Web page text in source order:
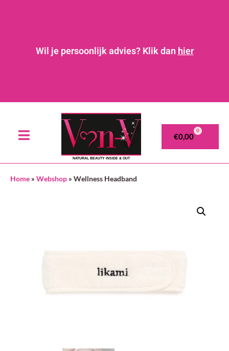
Wil je persoonlijk advies? Klik dan hier
NATURAL BEAUTY INSIDE & OUT
€0,00
0
Home » Webshop » Wellness Headband